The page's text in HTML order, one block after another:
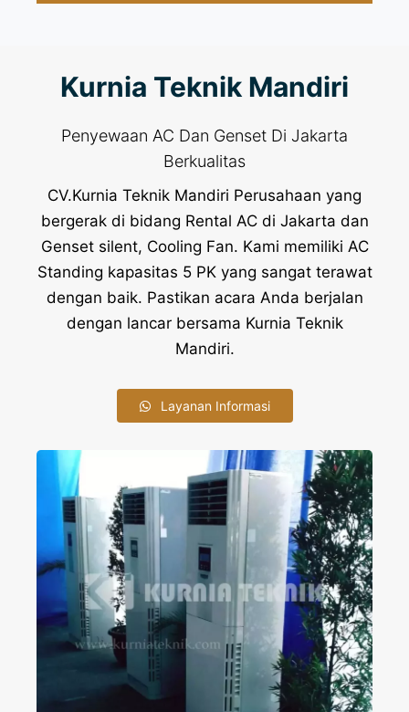
Kurnia Teknik Mandiri
Penyewaan AC Dan Genset Di Jakarta
Berkualitas
CV.Kurnia Teknik Mandiri Perusahaan yang
bergerak di bidang Rental AC di Jakarta dan
Genset silent, Cooling Fan. Kami memiliki AC
Standing kapasitas 5 PK yang sangat terawat
dengan baik. Pastikan acara Anda berjalan
dengan lancar bersama Kurnia Teknik
Mandiri.
Layanan Informasi